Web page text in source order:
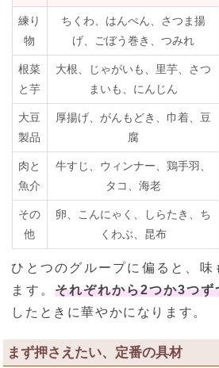
練り
物
ちくわ、はんぺん、さつま揚
げ、ごぼう巻き、つみれ
根菜
と芋
大根、じゃがいも、里芋、さつ
まいも、にんじん
大豆
製品
厚揚げ、がんもどき、巾着、豆
腐
肉と
魚介
牛すじ、ウィンナー、鶏手羽、
タコ、海老
その
他
卵、こんにゃく、しらたき、ち
くわぶ、昆布
ひとつのグループに偏ると、味
ます。 それぞれから2つか3つず
したときに華やかになります。
まず押さえたい、定番の具材